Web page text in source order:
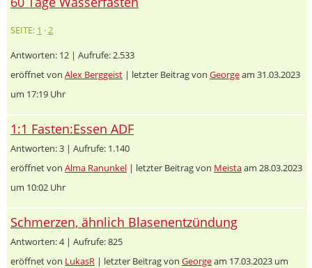
SEITE: 1 ·2
Antworten: 12 | Aufrufe: 2.533
eröffnet von Alex Berggeist | letzter Beitrag von Georgeam 31.03.2023
um 17:19 Uhr
1:1 Fasten:Essen ADF
Antworten: 3 | Aufrufe: 1.140
eröffnet von Alma Ranunkel | letzter Beitrag von Meistaam 28.03.2023
um 10:02 Uhr
Schmerzen, ähnlich Blasenentzündung
Antworten: 4 | Aufrufe: 825
eröffnet von LukasR | letzter Beitrag von Georgeam 17.03.2023 um